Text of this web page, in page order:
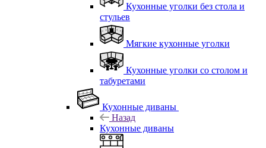
Кухонные уголки без стола и
стульев
Мягкие кухонные уголки
Кухонные уголки со столом и
табуретами
Кухонные диваны
Назад
Кухонные диваны